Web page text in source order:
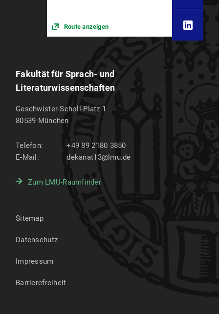
Route anzeigen
Fakultät für Sprach- und
Literaturwissenschaften
Geschwister-Scholl-Platz 1
80539 München
Telefon:
+49 89 2180 3850
E-Mail:
dekanat13@lmu.de
Zum LMU-Raumfinder
Sitemap
Datenschutz
Impressum
Barrierefreiheit